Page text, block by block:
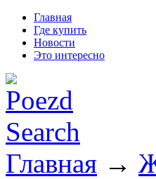
Главная
Где купить
Новости
Это интересно
Главная →